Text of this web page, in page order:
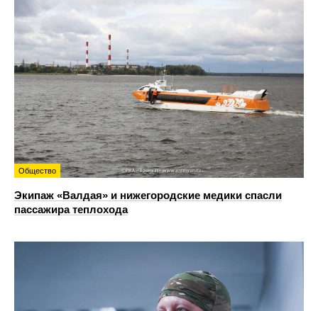
Общество
Экипаж «Валдая» и нижегородские медики спасли
пассажира теплохода